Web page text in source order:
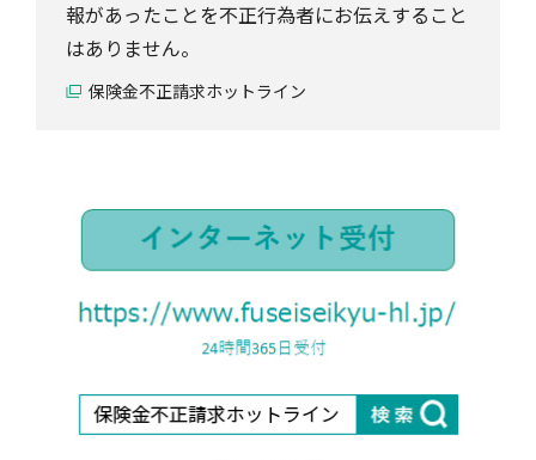
報があったことを不正行為者にお伝えすること
はありません。
保険金不正請求ホットライン